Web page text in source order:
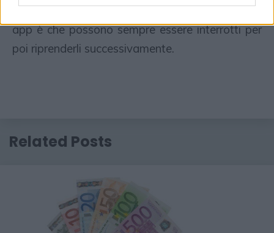
Tra i vantaggi di tutti questi piani proposti nelle
app è che possono sempre essere interrotti per
poi riprenderli successivamente.
Related Posts